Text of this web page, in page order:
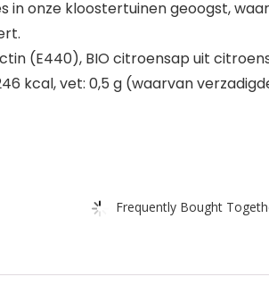
in onze kloostertuinen geoogst,
(E440), BIO citroensap uit
kcal, vet: 0,5 g (waarvan
Frequently Bought